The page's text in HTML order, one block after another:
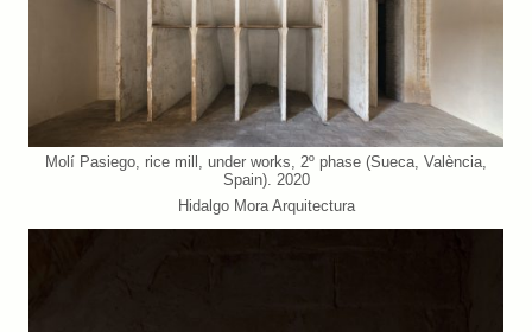
Molí Pasiego, rice mill, under works, 2º phase (Sueca, València,
Spain). 2020
Hidalgo Mora Arquitectura